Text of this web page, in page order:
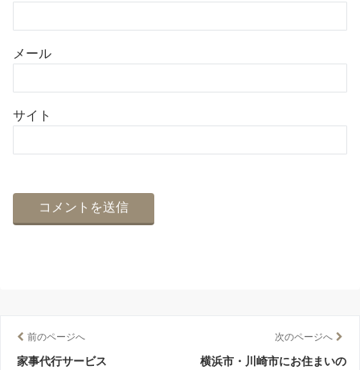
メール
サイト
前のページへ
家事代行サービス
次のページへ
横浜市・川崎市にお住まいの